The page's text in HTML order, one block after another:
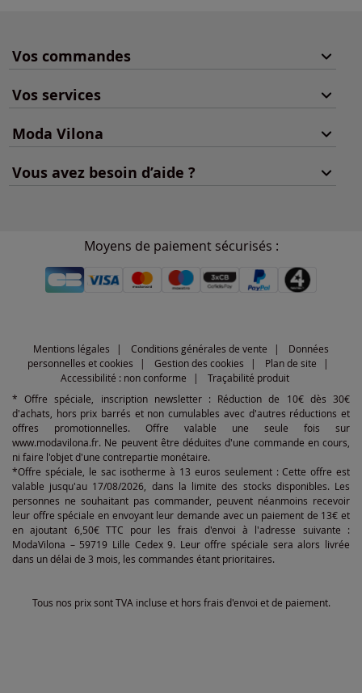
Vos commandes
Vos services
Moda Vilona
Vous avez besoin d’aide ?
Moyens de paiement sécurisés :
Mentions légales Conditions générales de vente
Données
personnelles et cookies
Gestion des cookies
Plan de site
Accessibilité : non conforme
Traçabilité produit
* Offre spéciale, inscription newsletter : Réduction de 10€ dès 30€
d'achats, hors prix barrés et non cumulables avec d'autres réductions et
offres promotionnelles. Offre valable une seule fois sur
www.modavilona.fr. Ne peuvent être déduites d'une commande en cours,
ni faire l'objet d'une contrepartie monétaire.
*Offre spéciale, le sac isotherme à 13 euros seulement : Cette offre est
valable jusqu'au 17/08/2026, dans la limite des stocks disponibles. Les
personnes ne souhaitant pas commander, peuvent néanmoins recevoir
leur offre spéciale en envoyant leur demande avec un paiement de 13€ et
en ajoutant 6,50€ TTC pour les frais d'envoi à l'adresse suivante :
ModaVilona – 59719 Lille Cedex 9. Leur offre spéciale sera alors livrée
dans un délai de 3 mois, les commandes étant prioritaires.
Tous nos prix sont TVA incluse et hors frais d'envoi et de paiement.